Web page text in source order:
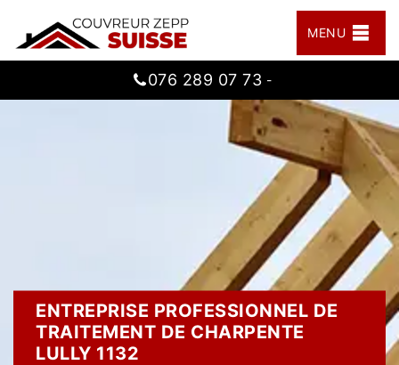
MENU
076 289 07 73 -
ENTREPRISE PROFESSIONNEL DE
TRAITEMENT DE CHARPENTE
LULLY 1132